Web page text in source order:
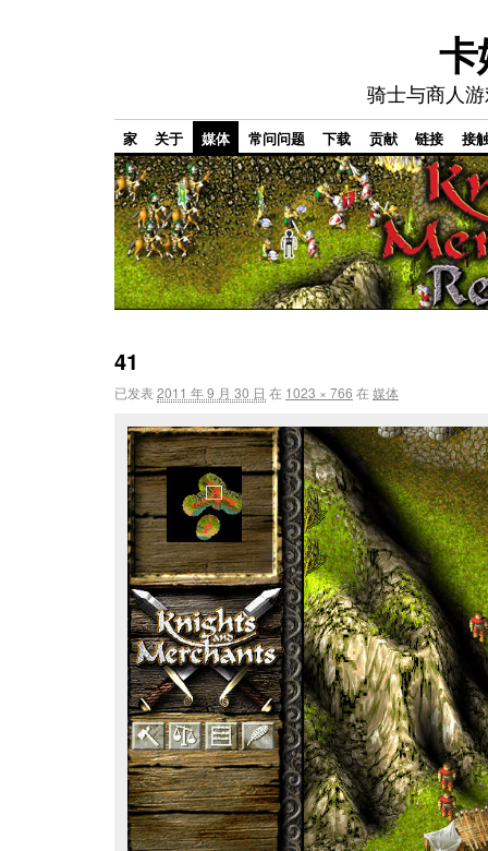
骑士与商人
家 关于 媒体 常问问题 下载 贡献 链接 接
41
已发表2011 年 9 月 30 日 在 1023 × 766 在 媒体